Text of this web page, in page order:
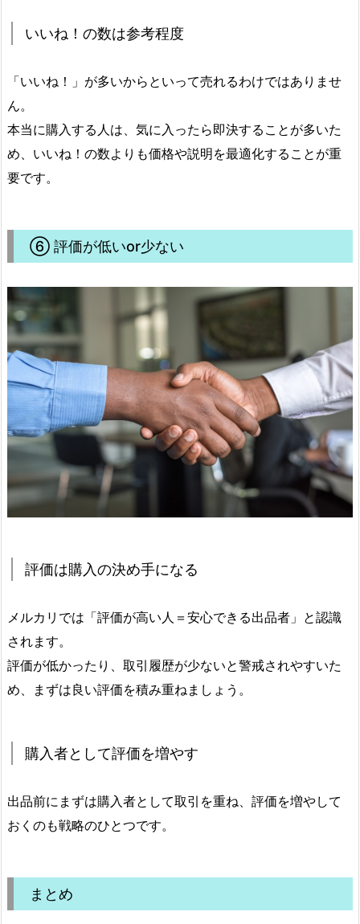
いいね！の数は参考程度
「いいね！」が多いからといって売れるわけではありませ
ん。
本当に購入する人は、気に入ったら即決することが多いた
め、いいね！の数よりも価格や説明を最適化することが重
要です。
⑥ 評価が低いor少ない
評価は購入の決め手になる
メルカリでは「評価が高い人＝安心できる出品者」と認識
されます。
評価が低かったり、取引履歴が少ないと警戒されやすいた
め、まずは良い評価を積み重ねましょう。
購入者として評価を増やす
出品前にまずは購入者として取引を重ね、評価を増やして
おくのも戦略のひとつです。
まとめ